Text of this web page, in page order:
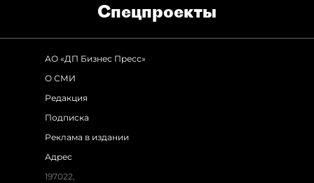
Спец­проекты
АО «ДП Бизнес Пресс»
О СМИ
Редакция
Подписка
Реклама в издании
Адрес
197022,